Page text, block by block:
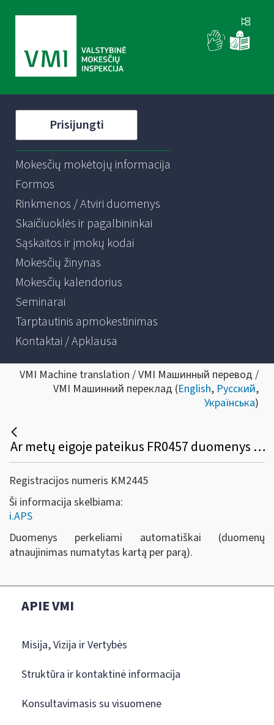
Prisijungti
Mokesčių mokėtojų informacija
Formos
Rinkmenos / Atviri duomenys
Skaičiuoklės ir pagalbininkai
Sąskaitos ir įmokų kodai
Mokesčių žinynas
Mokesčių kalendorius
Seminarai
Tarptautinis apmokestinimas
Kontaktai / Apklausa
VMI Machine translation / VMI Машинный перевод /
VMI Машинний переклад (English, Русский,
Українська)
Ar metų eigoje pateikus FR0457 duomenys persikels į i.APS automatiškai?
Registracijos numeris KM2445
Ši informacija skelbiama:
i.APS
Duomenys perkeliami automatiškai (duomenų
atnaujinimas numatytas kartą per parą).
APIE VMI
Misija, Vizija ir Vertybės
Struktūra ir kontaktinė informacija
Konsultavimasis su visuomene